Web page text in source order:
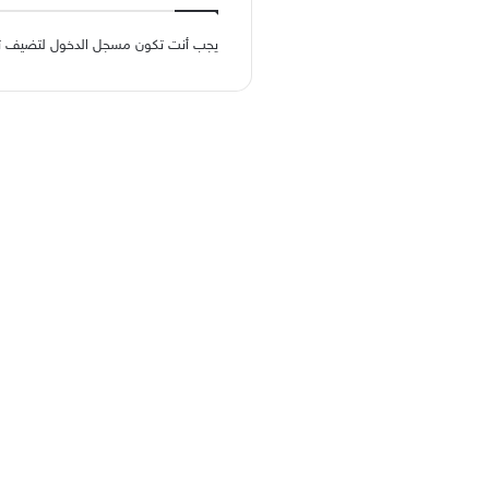
يجب أنت تكون مسجل الدخوللتضيف